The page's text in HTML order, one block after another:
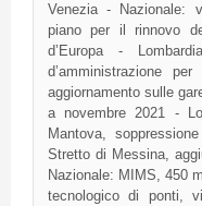
Venezia - Nazionale:
piano per il rinnovo
d’Europa -
d’amministrazione
aggiornamento sulle
a novembre 2021 -
Mantova,
Stretto di Messina,
Nazionale: MIMS, 450
tecnologico di ponti,